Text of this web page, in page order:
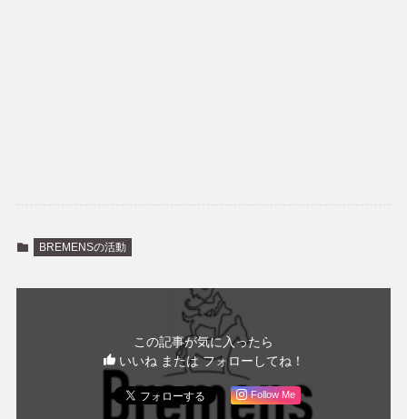
BREMENSの活動
この記事が気に入ったら
いいね または フォローしてね！
Follow Me